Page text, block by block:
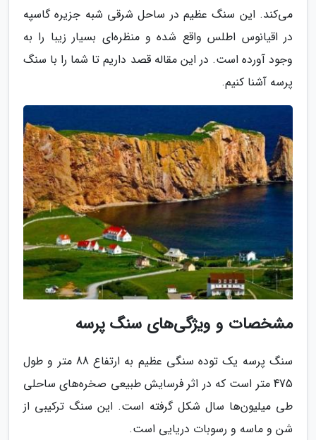
می‌کند. این سنگ عظیم در ساحل شرقی شبه جزیره گاسپه
در اقیانوس اطلس واقع شده و منظره‌ای بسیار زیبا را به
وجود آورده است. در این مقاله قصد داریم تا شما را با سنگ
پرسه آشنا کنیم.
مشخصات و ویژگی‌های سنگ پرسه
سنگ پرسه یک توده سنگی عظیم به ارتفاع 88 متر و طول
475 متر است که در اثر فرسایش طبیعی صخره‌های ساحلی
طی میلیون‌ها سال شکل گرفته است. این سنگ ترکیبی از
شن و ماسه و رسوبات دریایی است.